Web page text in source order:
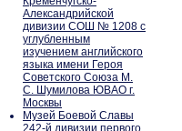
Александрийской
дивизии СОШ № 1208 с
углубленным
изучением английского
языка имени Героя
Советского Союза М.
С. Шумилова ЮВАО г.
Москвы
Музей Боевой Славы
242-й дивизии первого